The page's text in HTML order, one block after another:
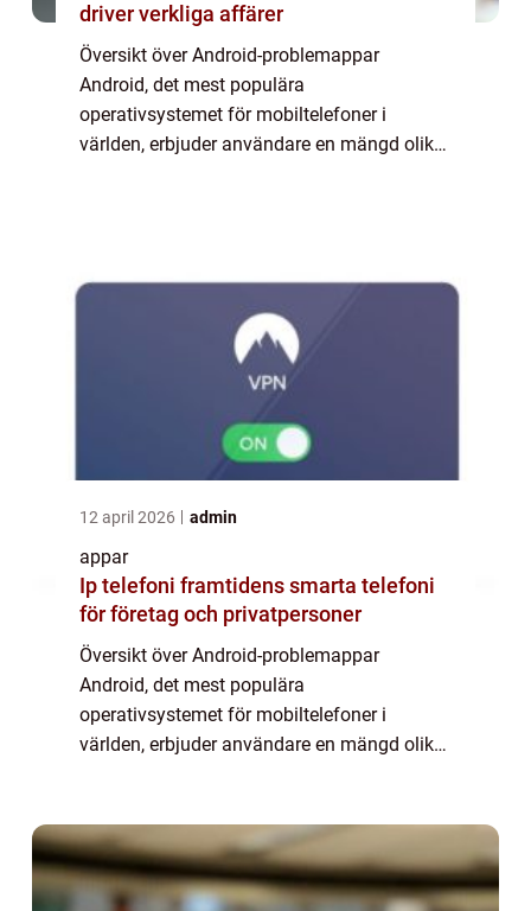
driver verkliga affärer
Översikt över Android-problemappar
Android, det mest populära
operativsystemet för mobiltelefoner i
världen, erbjuder användare en mängd olika
12 april 2026 admin
appar
Ip telefoni framtidens smarta telefoni
för företag och privatpersoner
Översikt över Android-problemappar
Android, det mest populära
operativsystemet för mobiltelefoner i
världen, erbjuder användare en mängd olika
uppstå problem. Android...